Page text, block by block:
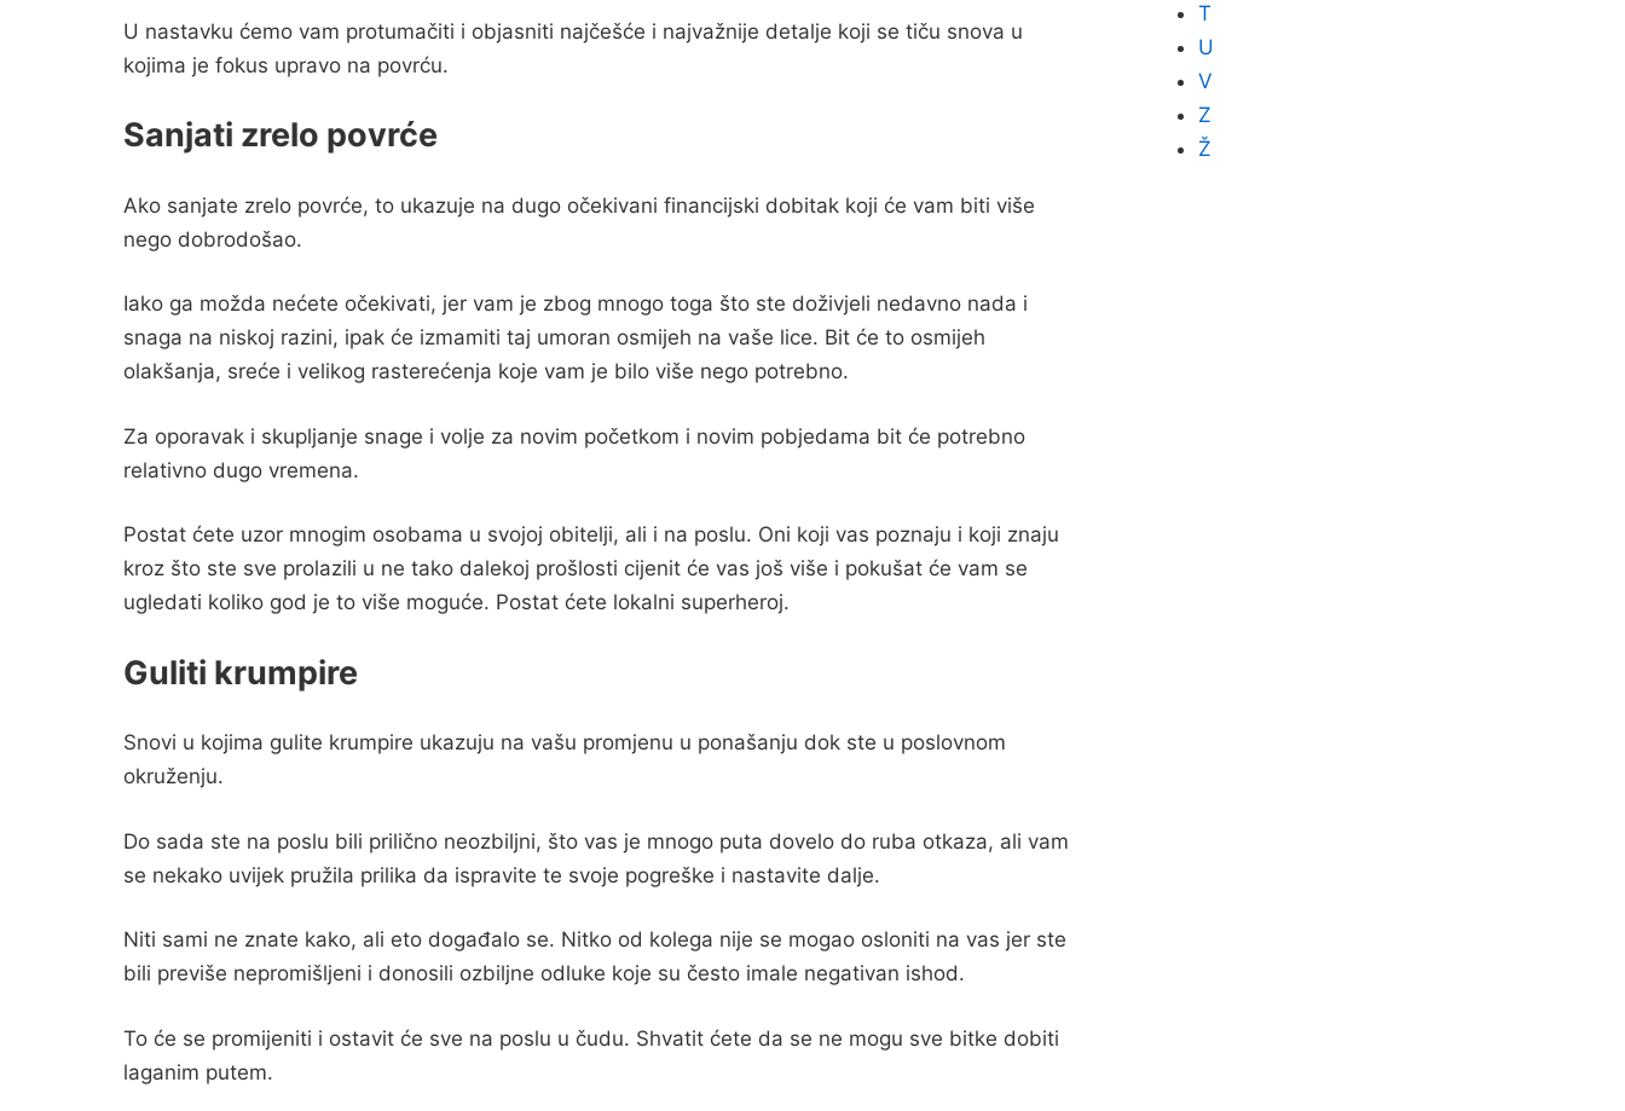
U nastavku ćemo vam protumačiti i objasniti najčešće i najvažnije detalje koji se tiču snova u
kojima je fokus upravo na povrću.
Sanjati zrelo povrće
Ako sanjate zrelo povrće, to ukazuje na dugo očekivani financijski dobitak koji će vam biti više
nego dobrodošao.
Iako ga možda nećete očekivati, jer vam je zbog mnogo toga što ste doživjeli nedavno nada i
snaga na niskoj razini, ipak će izmamiti taj umoran osmijeh na vaše lice. Bit će to osmijeh
olakšanja, sreće i velikog rasterećenja koje vam je bilo više nego potrebno.
Za oporavak i skupljanje snage i volje za novim početkom i novim pobjedama bit će potrebno
relativno dugo vremena.
Postat ćete uzor mnogim osobama u svojoj obitelji, ali i na poslu. Oni koji vas poznaju i koji znaju
kroz što ste sve prolazili u ne tako dalekoj prošlosti cijenit će vas još više i pokušat će vam se
ugledati koliko god je to više moguće. Postat ćete lokalni superheroj.
Guliti krumpire
Snovi u kojima gulite krumpire ukazuju na vašu promjenu u ponašanju dok ste u poslovnom
okruženju.
Do sada ste na poslu bili prilično neozbiljni, što vas je mnogo puta dovelo do ruba otkaza, ali vam
se nekako uvijek pružila prilika da ispravite te svoje pogreške i nastavite dalje.
Niti sami ne znate kako, ali eto događalo se. Nitko od kolega nije se mogao osloniti na vas jer ste
bili previše nepromišljeni i donosili ozbiljne odluke koje su često imale negativan ishod.
To će se promijeniti i ostavit će sve na poslu u čudu. Shvatit ćete da se ne mogu sve bitke dobiti
laganim putem.
T
U
V
Z
Ž